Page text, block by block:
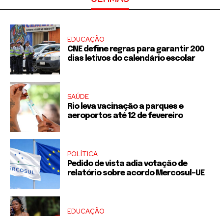
EDUCAÇÃO
CNE define regras para garantir 200
dias letivos do calendário escolar
SAÚDE
Rio leva vacinação a parques e
aeroportos até 12 de fevereiro
POLÍTICA
Pedido de vista adia votação de
relatório sobre acordo Mercosul–UE
EDUCAÇÃO